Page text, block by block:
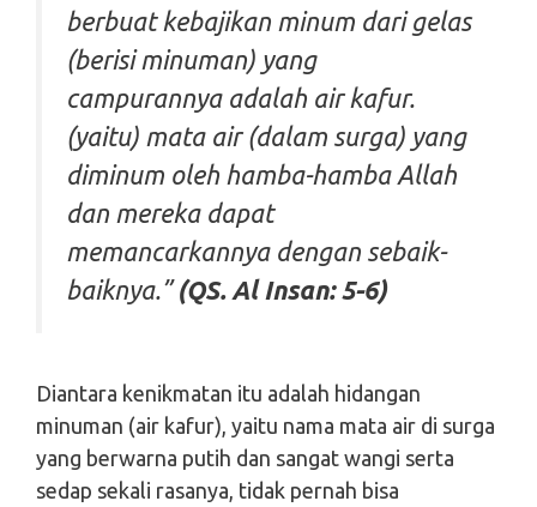
berbuat kebajikan minum dari gelas
(berisi minuman) yang
campurannya adalah air kafur.
(yaitu) mata air (dalam surga) yang
diminum oleh hamba-hamba Allah
dan mereka dapat
memancarkannya dengan sebaik-
baiknya.”(QS. Al Insan: 5-6)
Diantara kenikmatan itu adalah hidangan
minuman (air kafur), yaitu nama mata air di surga
yang berwarna putih dan sangat wangi serta
sedap sekali rasanya, tidak pernah bisa